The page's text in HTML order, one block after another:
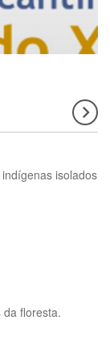
isolados
floresta.